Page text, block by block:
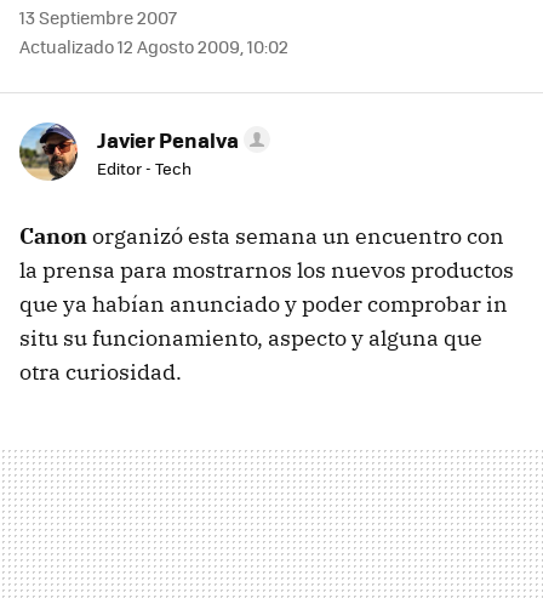
13 Septiembre 2007
Actualizado 12 Agosto 2009, 10:02
Javier Penalva
Editor - Tech
Canonorganizó esta semana un encuentro con
la prensa para mostrarnos los nuevos productos
que ya habían anunciado y poder comprobar in
situ su funcionamiento, aspecto y alguna que
otra curiosidad.